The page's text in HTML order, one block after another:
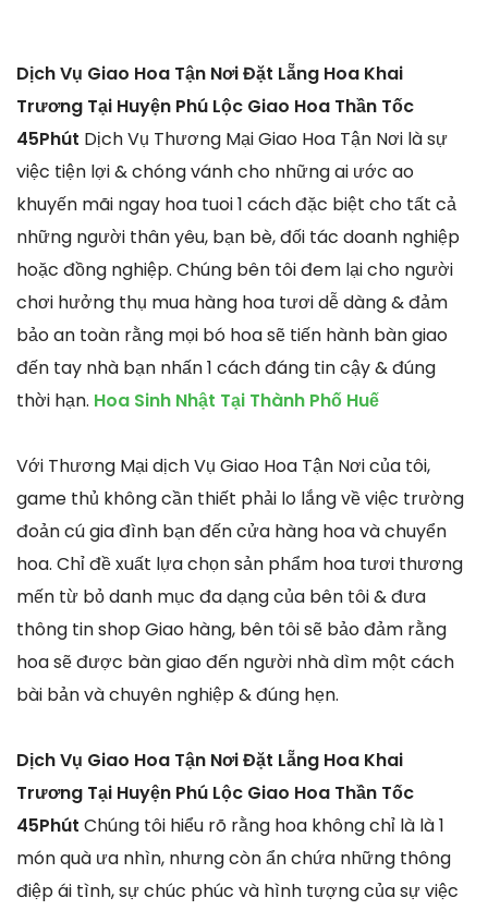
Dịch Vụ Giao Hoa Tận Nơi Đặt Lẵng Hoa Khai
Trương Tại Huyện Phú Lộc Giao Hoa Thần Tốc
45Phút Dịch Vụ Thương Mại Giao Hoa Tận Nơi là sự
việc tiện lợi & chóng vánh cho những ai ước ao
khuyến mãi ngay hoa tuoi 1 cách đặc biệt cho tất cả
những người thân yêu, bạn bè, đối tác doanh nghiệp
hoặc đồng nghiệp. Chúng bên tôi đem lại cho người
chơi hưởng thụ mua hàng hoa tươi dễ dàng & đảm
bảo an toàn rằng mọi bó hoa sẽ tiến hành bàn giao
đến tay nhà bạn nhấn 1 cách đáng tin cậy & đúng
thời hạn. Hoa Sinh Nhật Tại Thành Phố Huế
Với Thương Mại dịch Vụ Giao Hoa Tận Nơi của tôi,
game thủ không cần thiết phải lo lắng về việc trường
đoản cú gia đình bạn đến cửa hàng hoa và chuyển
hoa. Chỉ đề xuất lựa chọn sản phẩm hoa tươi thương
mến từ bỏ danh mục đa dạng của bên tôi & đưa
thông tin shop Giao hàng, bên tôi sẽ bảo đảm rằng
hoa sẽ được bàn giao đến người nhà dìm một cách
bài bản và chuyên nghiệp & đúng hẹn.
Dịch Vụ Giao Hoa Tận Nơi Đặt Lẵng Hoa Khai
Trương Tại Huyện Phú Lộc Giao Hoa Thần Tốc
45Phút Chúng tôi hiểu rõ rằng hoa không chỉ là là 1
món quà ưa nhìn, nhưng còn ẩn chứa những thông
điệp ái tình, sự chúc phúc và hình tượng của sự việc